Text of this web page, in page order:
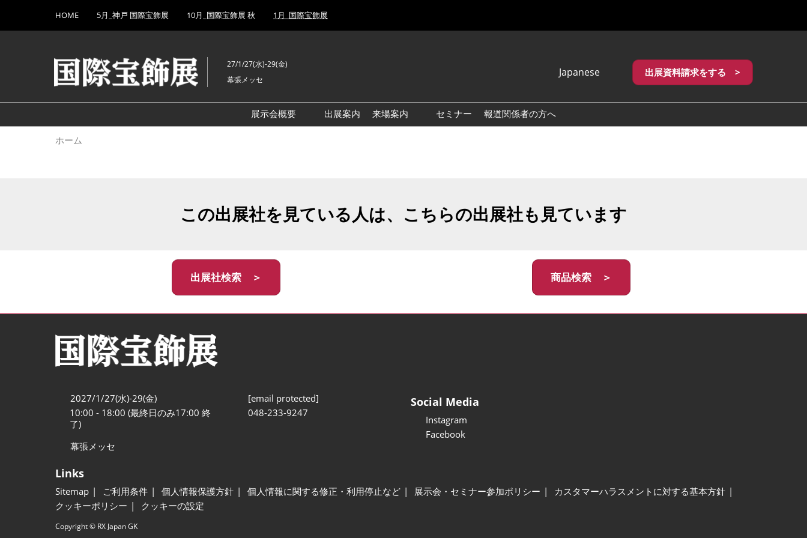
キ
し
て
to
HOME 5月_神戸 国際宝飾展 10月_国際宝飾展 秋 1月_国際宝飾展
27/1/27(水)-29(金)
幕張メッセ
Japanese
English
繁體中文
出展資料請求をする >
展示会概要
出展案内
来場案内
アクセス・来場ガイド
セミナー 報道関係者の方へ
ホーム
この出展社を見ている人は、こちらの出展社も見ています
出展社検索 ＞ 商品検索 ＞
2027/1/27(水)-29(金)
10:00 - 18:00 (最終日のみ17:00 終
了)
幕張メッセ
[email protected]
048-233-9247
Social Media
Instagram
Facebook
Links
Sitemap ご利用条件 個人情報保護方針 個人情報に関する修正・利用停止など 展示会・セミナー参加ポリシー
カスタマーハラスメントに対する基本方針
クッキーポリシー
クッキーの設定
Copyright © RX Japan GK